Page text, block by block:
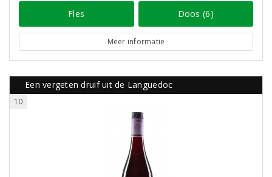
Fles Doos (6)
Meer informatie
Een vergeten druif uit de Languedoc
10